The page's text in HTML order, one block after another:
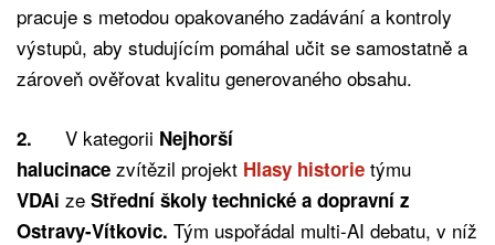
pracuje s metodou opakovaného zadávání a kontroly
výstupů, aby studujícím pomáhal učit se samostatně a
zároveň ověřovat kvalitu generovaného obsahu.
2. V kategorii Nejhorší
halucinace zvítězil projekt Hlasy historie týmu
VDAi ze Střední školy technické a dopravní z
Ostravy-Vítkovic. Tým uspořádal multi-AI debatu, v níž